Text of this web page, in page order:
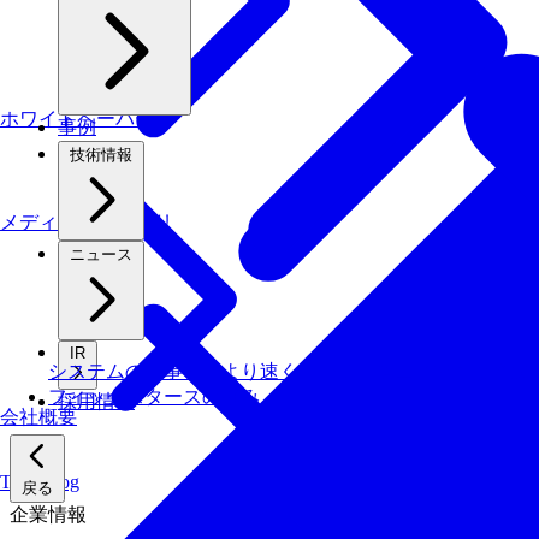
ホワイトペーパー
Tech Blog
メディアライブラリ
事例
技術情報
ニュース
IR
採用情報
戻る
企業情報
会社概要
システムの仕事を、より速く・安く・省エネでこなす技
フィックスターズの​強み